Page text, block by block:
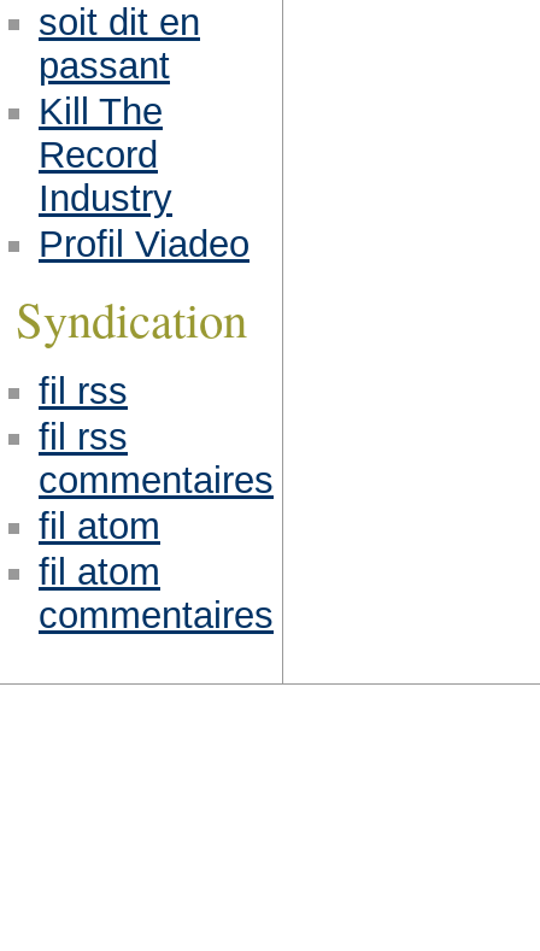
soit dit en
passant
Kill The
Record
Industry
Profil Viadeo
Syndication
fil rss
fil rss
commentaires
fil atom
fil atom
commentaires